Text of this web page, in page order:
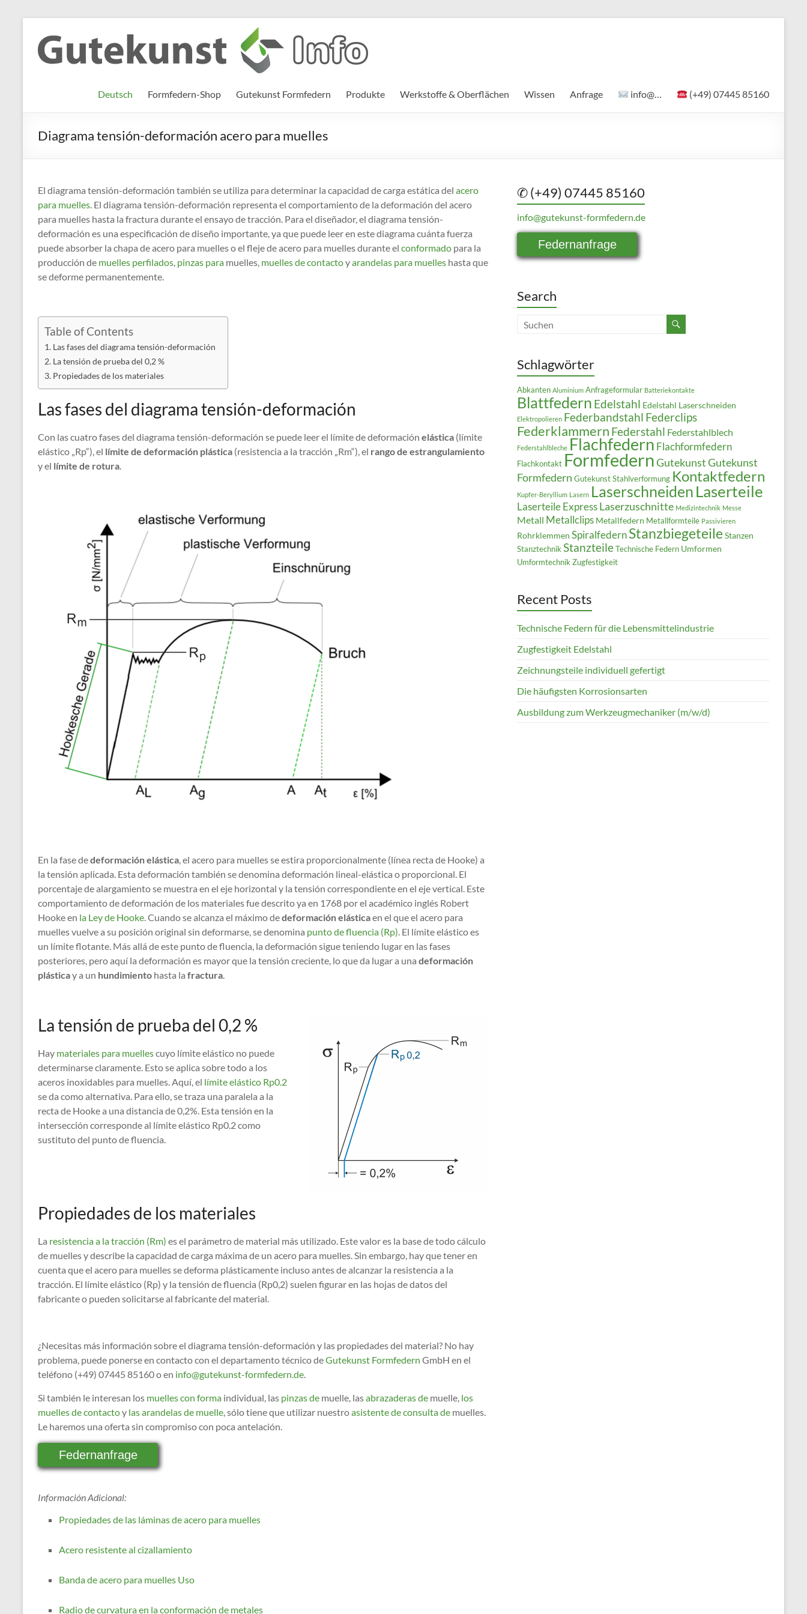
Inhalt
springen
Gutekunst
Formfedern
GmbH
Informationen
und
Wissenswertes
Deutsch Formfedern-Shop Gutekunst Formfedern Produkte Werkstoffe & Oberflächen Wissen Anfrage info@… (+49) 07445 85160
Diagrama tensión-deformación acero para muelles
El diagrama tensión-deformación también se utiliza para determinar la capacidad de carga estática del acero
para muelles. El diagrama tensión-deformación representa el comportamiento de la deformación del acero
para muelles hasta la fractura durante el ensayo de tracción. Para el diseñador, el diagrama tensión-
deformación es una especificación de diseño importante, ya que puede leer en este diagrama cuánta fuerza
puede absorber la chapa de acero para muelles o el fleje de acero para muelles durante el conformado para la
producción de muelles perfilados, pinzas para muelles, muelles de contactoyarandelas para muelles hasta que
se deforme permanentemente.
Table of Contents
Las fases del diagrama tensión-deformación
La tensión de prueba del 0,2 %
Propiedades de los materiales
Las fases del diagrama tensión-deformación
Con las cuatro fases del diagrama tensión-deformación se puede leer el límite de deformación elástica (límite
elástico „Rp“), el límite de deformación plástica (resistencia a la tracción „Rm“), el rango de estrangulamiento
y el límite de rotura.
En la fase dedeformación elástica, el acero para muelles se estira proporcionalmente (línea recta de Hooke) a
la tensión aplicada. Esta deformación también se denomina deformación lineal-elástica o proporcional. El
porcentaje de alargamiento se muestra en el eje horizontal y la tensión correspondiente en el eje vertical. Este
comportamiento de deformación de los materiales fue descrito ya en 1768 por el académico inglés Robert
Hooke en la Ley de Hooke.Cuando se alcanza el máximo dedeformación elásticaen el que el acero para
muelles vuelve a su posición original sin deformarse, se denomina punto de fluencia (Rp). El límite elástico es
un límite flotante. Más allá de este punto de fluencia, la deformación sigue teniendo lugar en las fases
posteriores, pero aquí la deformación es mayor que la tensión creciente, lo que da lugar a una deformación
plásticay a un hundimiento hasta la fractura.
La tensión de prueba del 0,2 %
Hay materiales para muellescuyo límite elástico no puede
determinarse claramente. Esto se aplica sobre todo a los
aceros inoxidables para muelles. Aquí, el límite elástico Rp0.2
se da como alternativa. Para ello, se traza una paralela a la
recta de Hooke a una distancia de 0,2%. Esta tensión en la
intersección corresponde al límite elástico Rp0.2 como
sustituto del punto de fluencia.
Propiedades de los materiales
La resistencia a la tracción (Rm) es el parámetro de material más utilizado. Este valor es la base de todo cálculo
de muelles y describe la capacidad de carga máxima de un acero para muelles. Sin embargo, hay que tener en
cuenta que el acero para muelles se deforma plásticamente incluso antes de alcanzar la resistencia a la
tracción. El límite elástico (Rp) y la tensión de fluencia (Rp0,2) suelen figurar en las hojas de datos del
fabricante o pueden solicitarse al fabricante del material.
¿Necesitas más información sobre el diagrama tensión-deformación y las propiedades del material? No hay
problema, puede ponerse en contacto con el departamento técnico deGutekunst Formfedern GmbH en el
teléfono (+49) 07445 85160 o en info@gutekunst-formfedern.de.
Si también le interesan los muelles con forma individual, las pinzas de muelle, lasabrazaderas de muelle, los
muelles de contactoy las arandelas de muelle, sólo tiene que utilizar nuestroasistente de consulta de muelles.
Le haremos una oferta sin compromiso con poca antelación.
Federnanfrage
Información Adicional:
Propiedades de las láminas de acero para muelles
Acero resistente al cizallamiento
Banda de acero para muelles Uso
Radio de curvatura en la conformación de metales
✆ (+49) 07445 85160
info@gutekunst-formfedern.de
Federnanfrage
Search
Schlagwörter
Abkanten Aluminium Anfrageformular Batteriekontakte
Blattfedern Edelstahl Edelstahl Laserschneiden
Elektropolieren Federbandstahl Federclips
Federklammern Federstahl Federstahlblech
Federstahlbleche Flachfedern Flachformfedern
Flachkontakt FormfedernGutekunstGutekunst
Formfedern Gutekunst Stahlverformung Kontaktfedern
Kupfer-Beryllium Lasern Laserschneiden Laserteile
Laserteile Express Laserzuschnitte Medizintechnik Messe
Metall Metallclips Metallfedern Metallformteile Passivieren
Rohrklemmen Spiralfedern Stanzbiegeteile Stanzen
Stanztechnik Stanzteile Technische Federn Umformen
Umformtechnik Zugfestigkeit
Recent Posts
Technische Federn für die Lebensmittelindustrie
Zugfestigkeit Edelstahl
Zeichnungsteile individuell gefertigt
Die häufigsten Korrosionsarten
Ausbildung zum Werkzeugmechaniker (m/w/d)